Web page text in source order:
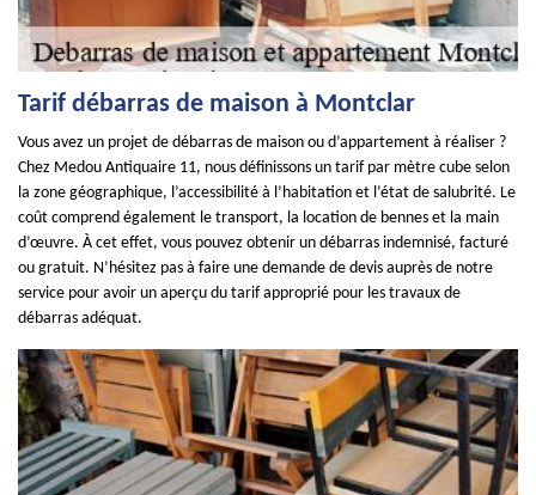
Tarif débarras de maison à Montclar
Vous avez un projet de débarras de maison ou d’appartement à réaliser ?
Chez Medou Antiquaire 11, nous définissons un tarif par mètre cube selon
la zone géographique, l’accessibilité à l’habitation et l’état de salubrité. Le
coût comprend également le transport, la location de bennes et la main
d’œuvre. À cet effet, vous pouvez obtenir un débarras indemnisé, facturé
ou gratuit. N’hésitez pas à faire une demande de devis auprès de notre
service pour avoir un aperçu du tarif approprié pour les travaux de
débarras adéquat.